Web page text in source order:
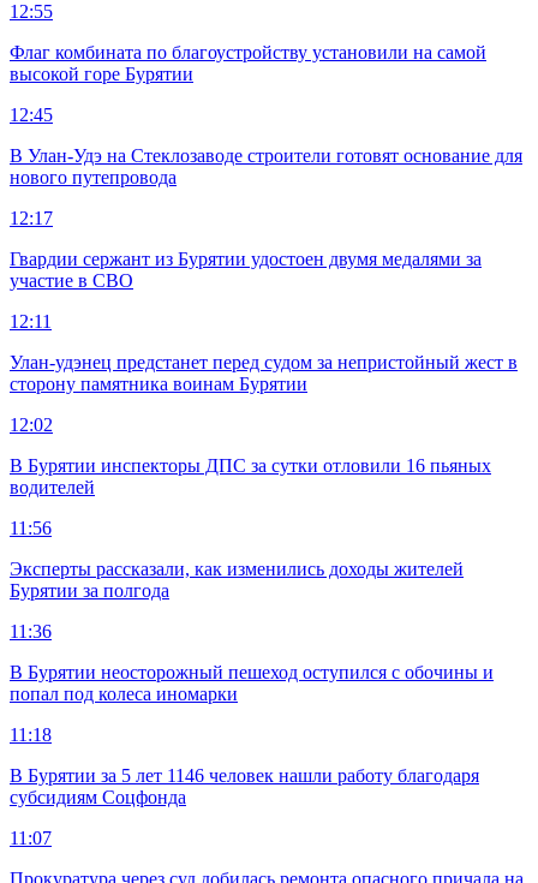
12:55
Флаг комбината по благоустройству установили на самой
высокой горе Бурятии
12:45
В Улан-Удэ на Стеклозаводе строители готовят основание для
нового путепровода
12:17
Гвардии сержант из Бурятии удостоен двумя медалями за
участие в СВО
12:11
Улан-удэнец предстанет перед судом за непристойный жест в
сторону памятника воинам Бурятии
12:02
В Бурятии инспекторы ДПС за сутки отловили 16 пьяных
водителей
11:56
Эксперты рассказали, как изменились доходы жителей
Бурятии за полгода
11:36
В Бурятии неосторожный пешеход оступился с обочины и
попал под колеса иномарки
11:18
В Бурятии за 5 лет 1146 человек нашли работу благодаря
субсидиям Соцфонда
11:07